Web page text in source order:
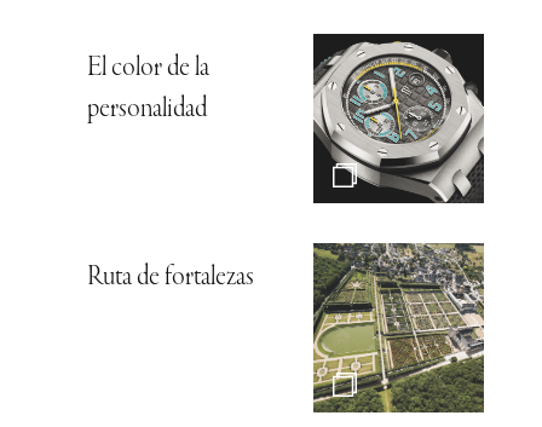
El color de la
personalidad
Ruta de fortalezas